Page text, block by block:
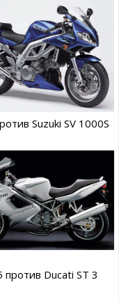
Suzuki SV 1000S
Ducati ST 3